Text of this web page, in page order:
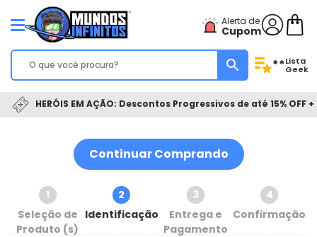
Alerta de
Cupom
**Lista
Geek
HERÓIS EM AÇÃO: Descontos Progressivos de até 15% OFF
Continuar Comprando
1
Seleção de
Produto (s)
2
Identificação
3
Entrega e
Pagamento
4
Confirmação